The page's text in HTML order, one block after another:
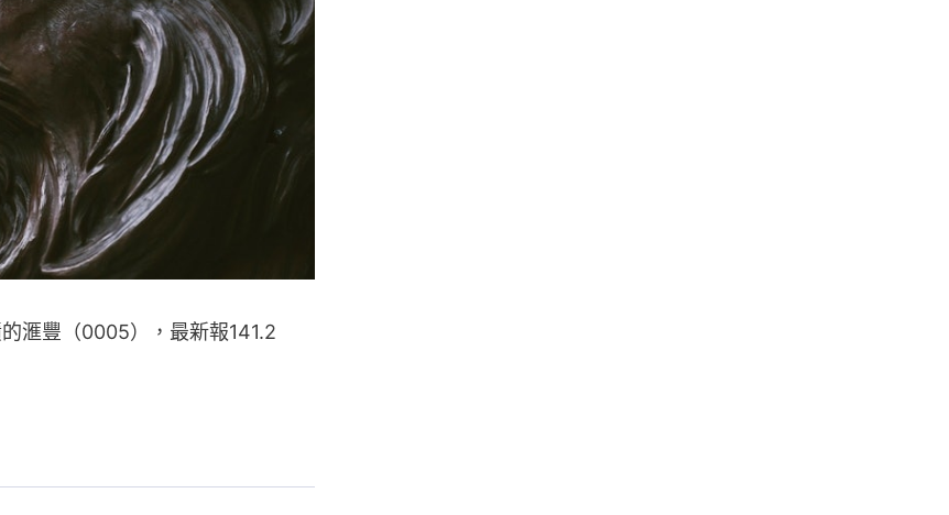
滙豐（0005），最新報141.2